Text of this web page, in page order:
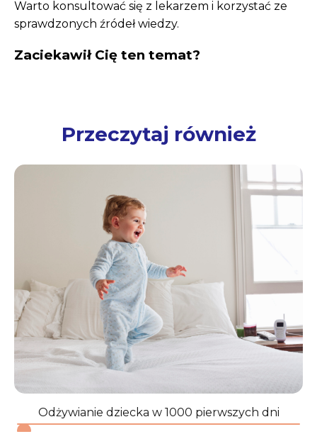
Warto konsultować się z lekarzem i korzystać ze
sprawdzonych źródeł wiedzy.
Zaciekawił Cię ten temat?
Przeczytaj również
Odżywianie dziecka w 1000 pierwszych dni